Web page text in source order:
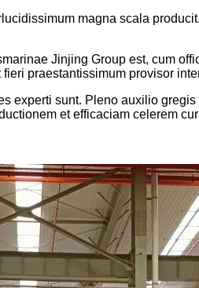
magna scala
Jinjing Group est, cum
praestantissimum provisor
experti sunt. Pleno auxilio
et efficaciam celerem